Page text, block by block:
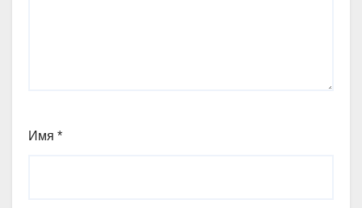
Имя *